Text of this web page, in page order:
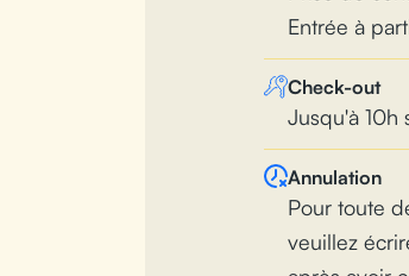
Entrée à
Check-out
Jusqu'à 10h
Annulation
Pour toute
veuillez